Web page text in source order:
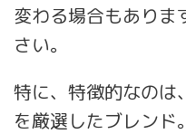
変わる場合もありま
さい。
特に、特徴的なのは
を厳選したブレンド